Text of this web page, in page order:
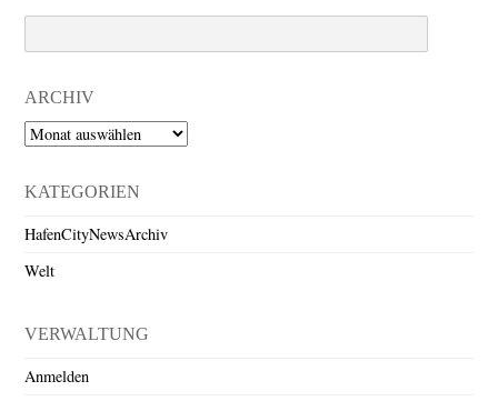
ARCHIV
Archiv
KATEGORIEN
HafenCityNewsArchiv
Welt
VERWALTUNG
Anmelden